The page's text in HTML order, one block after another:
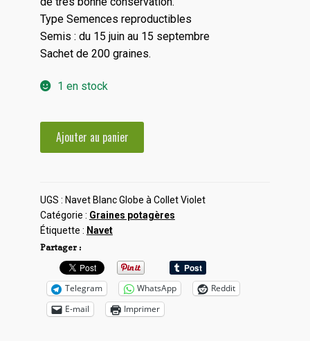
Type Semences reproductibles
Semis : du 15 juin au 15 septembre
Sachet de 200 graines.
1 en stock
quantité
Globe
à
Collet
Violet
Ajouter au panier
UGS : Navet Blanc Globe à Collet Violet
Catégorie : Graines potagères
Étiquette : Navet
Partager :
Telegram WhatsApp
Reddit
E-mail
Imprimer